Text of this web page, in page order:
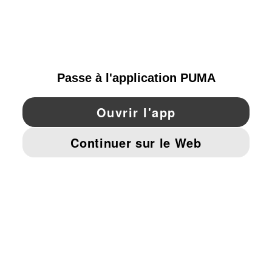
YouTube Twitter Pinterest
MENTIONS ET DONNÉES LÉGALES